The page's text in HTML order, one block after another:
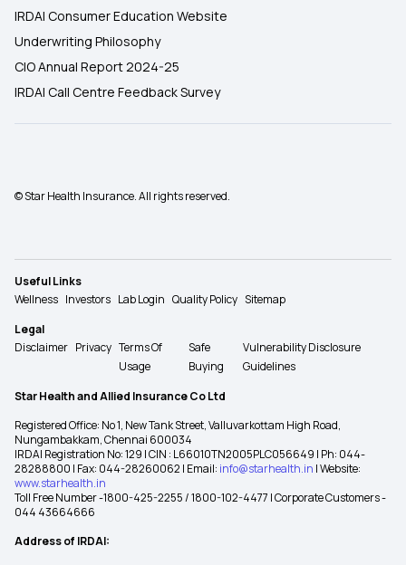
IRDAI Consumer Education Website
Underwriting Philosophy
CIO Annual Report 2024-25
IRDAI Call Centre Feedback Survey
© Star Health Insurance. All rights reserved.
Useful Links
Wellness Investors Lab Login Quality Policy Sitemap
Legal
Disclaimer Privacy Terms Of
Usage
Safe
Buying
Vulnerability Disclosure
Guidelines
Star Health and Allied Insurance Co Ltd
Registered Office: No 1, New Tank Street, Valluvarkottam High Road,
Nungambakkam, Chennai 600034
IRDAI Registration No: 129 | CIN : L66010TN2005PLC056649 | Ph: 044-
28288800 | Fax: 044-28260062 | Email: info@starhealth.in | Website:
www.starhealth.in
Toll Free Number -1800-425-2255 / 1800-102-4477 | Corporate Customers -
044 43664666
Address of IRDAI: